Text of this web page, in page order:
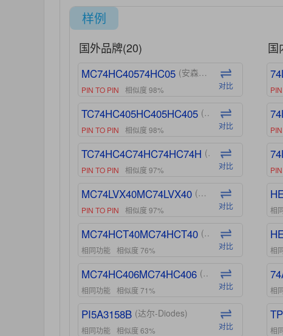
样例
国外品牌(20)
MC74HC40574HC05 (安森美-ON)
PIN TO PIN 相似度 98% 对比
TC74HC405HC405HC405 (东芝-Toshiba)
PIN TO PIN 相似度 98% 对比
TC74HC4C74HC74HC74H (东芝-Toshiba)
PIN TO PIN 相似度 97% 对比
MC74LVX40MC74LVX40 (安森美-ON)
PIN TO PIN 相似度 97% 对比
MC74HCT40MC74HCT40 (安森美-ON)
相同功能 相似度 76% 对比
MC74HC406MC74HC406 (安森美-ON)
相同功能 相似度 71% 对比
PI5A3158B (达尔-Diodes)
相同功能 相似度 63% 对比
国
相
相
相
相